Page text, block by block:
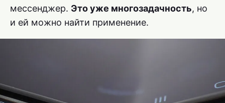
мессенджер. Это уже многозадачность, но
и ей можно найти применение.